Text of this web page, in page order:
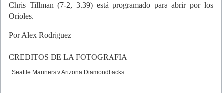
Chris Tillman (7-2, 3.39) está programado para abrir por los
Orioles.
Por Alex Rodríguez
CREDITOS DE LA FOTOGRAFIA
Seattle Mariners v Arizona Diamondbacks